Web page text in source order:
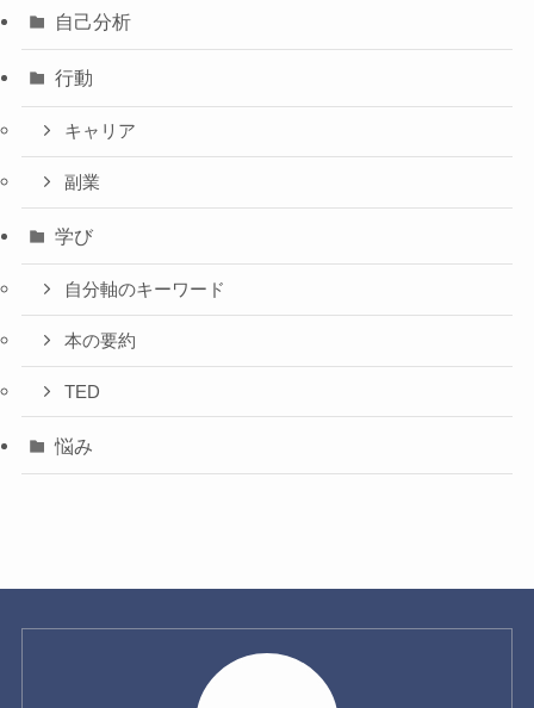
自己分析
行動
キャリア
副業
学び
自分軸のキーワード
本の要約
TED
悩み